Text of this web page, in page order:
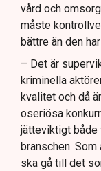
kontroll av
vård och
måste
bättre än den
– Det är
kriminella
kvalitet och då
oseriösa
jätteviktigt både
branschen.
ska gå till det